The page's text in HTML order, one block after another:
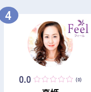
4
0.0 (0)